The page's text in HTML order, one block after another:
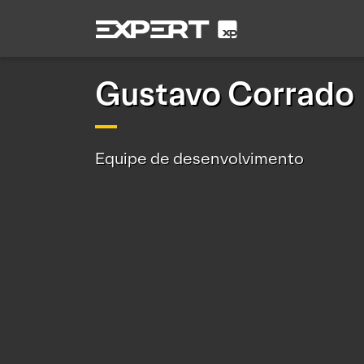
Gustavo Corrado
Equipe de desenvolvimento